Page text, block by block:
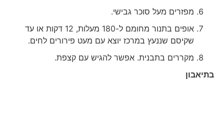
מפזרים מעל סוכר גבישי.
אופים בתנור מחומם ל-180 מעלות, 12 דקות או עד
שקיסם שננעץ במרכז יוצא עם מעט פירורים לחים.
מקררים בתבנית. אפשר להגיש עם קצפת.
בתיאבון